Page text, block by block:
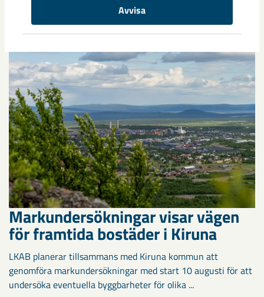
Avvisa
Kirunaborna fick under helgen uppleva handboll på hög nivå
när ungdomslandslag från Sverige, Norge, Portugal och
Spanien möttes i Scandiberico ...
Markundersökningar visar vägen
för framtida bostäder i Kiruna
LKAB planerar tillsammans med Kiruna kommun att
genomföra markundersökningar med start 10 augusti för att
undersöka eventuella byggbarheter för olika ...